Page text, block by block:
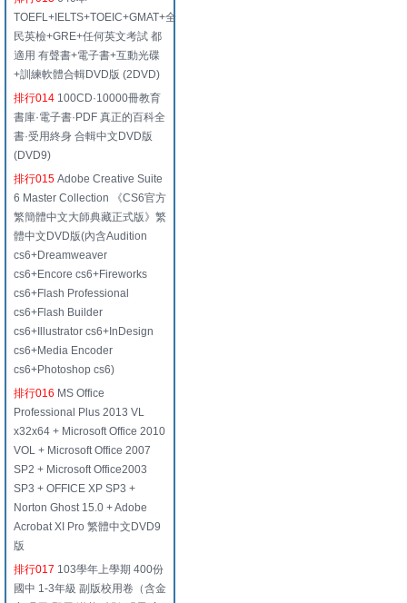
TOEFL+IELTS+TOEIC+GMAT+全
民英檢+GRE+任何英文考試 都
適用 有聲書+電子書+互動光碟
+訓練軟體合輯DVD版 (2DVD)
排行014 100CD·10000冊教育
書庫·電子書·PDF 真正的百科全
書·受用終身 合輯中文DVD版
(DVD9)
排行015 Adobe Creative Suite
6 Master Collection 《CS6官方
繁簡體中文大師典藏正式版》繁
體中文DVD版(內含Audition
cs6+Dreamweaver
cs6+Encore cs6+Fireworks
cs6+Flash Professional
cs6+Flash Builder
cs6+Illustrator cs6+InDesign
cs6+Media Encoder
cs6+Photoshop cs6)
排行016 MS Office
Professional Plus 2013 VL
x32x64 + Microsoft Office 2010
VOL + Microsoft Office 2007
SP2 + Microsoft Office2003
SP3 + OFFICE XP SP3 +
Norton Ghost 15.0 + Adobe
Acrobat XI Pro 繁體中文DVD9
版
排行017 103學年上學期 400份
國中 1-3年級 副版校用卷（含金